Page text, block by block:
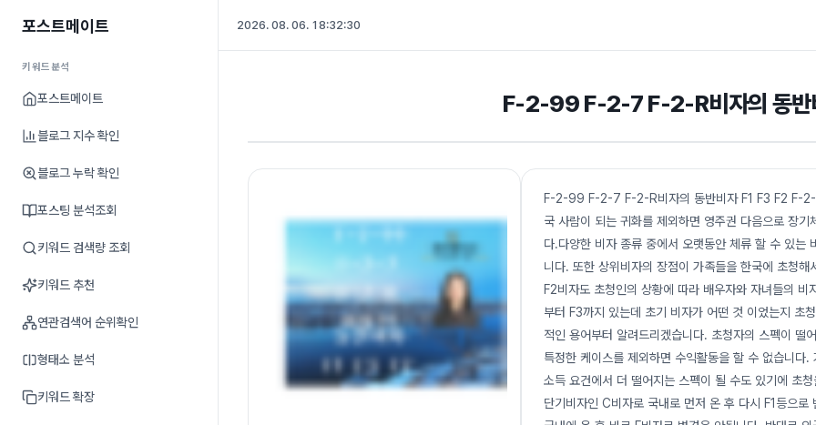
포스트메이트
키워드분석
포스트메이트
블로그 지수 확인
블로그 누락 확인
포스팅 분석조회
키워드 검색량 조회
키워드 추천
연관검색어 순위확인
형태소 분석
키워드 확장
2026. 08. 06. 18:32:30
F-2-99 F-2-7 F-2-R비자의 동반
F-2-99 F-2-7 F-2-R비자의 동반비자 F1 F3 F2 F-
국 사람이 되는 귀화를 제외하면 영주권 다음으로 장
다.다양한 비자 종류 중에서 오랫동안 체류 할 수 있는
니다. 또한 상위비자의 장점이 가족들을 한국에 초청
F2비자도 초청인의 상황에 따라 배우자와 자녀들의
부터 F3까지 있는데 초기 비자가 어떤 것 이었는지 초
적인 용어부터 알려드리겠습니다. 초청자의 스펙이 떨
특정한 케이스를 제외하면 수익활동을 할 수 없습니
소득 요건에서 더 떨어지는 스펙이 될 수도 있기에 초
단기비자인 C비자로 국내로 먼저 온 후 다시 F1등으